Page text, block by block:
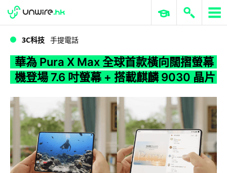
WWDC 2026 ERP 與商業 AI
3C科技 手提電話
華為 Pura X Max 全球首款橫向闊摺螢幕
機登場 7.6 吋螢幕 + 搭載麒麟 9030 晶片